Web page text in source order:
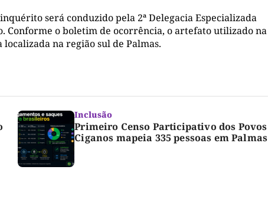
será conduzido pela 2ª Delegacia Especializada
Conforme o boletim de ocorrência, o artefato utilizado na
na região sul de Palmas.
Inclusão
Primeiro Censo Participativo dos Povos
Ciganos mapeia 335 pessoas em Palmas